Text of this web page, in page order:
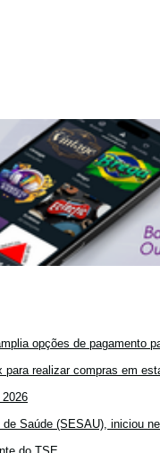
opções de pagamento
realizar compras em
Saúde (SESAU), iniciou